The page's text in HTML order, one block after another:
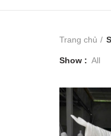
Trang chủ
Show All